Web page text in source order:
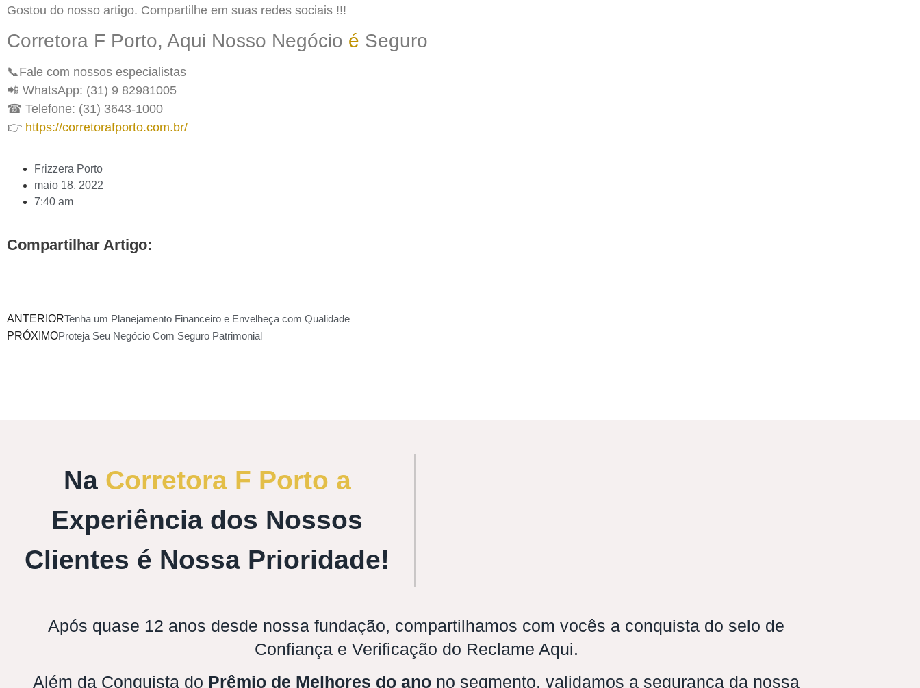
Gostou do nosso artigo. Compartilhe em suas redes sociais !!!
Corretora F Porto, Aqui Nosso Negócio é Seguro
📞Fale com nossos especialistas
📲 WhatsApp: (31) 9 82981005
☎ Telefone: (31) 3643-1000
👉 https://corretorafporto.com.br/
Frizzera Porto
maio 18, 2022
7:40 am
Compartilhar Artigo:
ANTERIORTenha um Planejamento Financeiro e Envelheça com Qualidade
PRÓXIMOProteja Seu Negócio Com Seguro Patrimonial
Na Corretora F Porto a
Experiência dos Nossos
Clientes é Nossa Prioridade!
Após quase 12 anos desde nossa fundação, compartilhamos com vocês a conquista do selo de
Confiança e Verificação do Reclame Aqui.
Além da Conquista do Prêmio de Melhores do ano no segmento, validamos a segurança da nossa